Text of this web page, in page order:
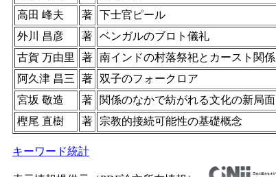
高田 峰夫
著 下士官ピール
外川 昌彦
著 ベンガルのブロト儀礼
古賀 万由里
著 南インドの村落祭祀とカースト関係
阿久津 昌三
著 双子のフォークロア
宮坂 敬造
著 関係のなかで紡がれる文化の新局面
樫尾 直樹
著 宗教的接続可能性の基礎概念
キーワード統計